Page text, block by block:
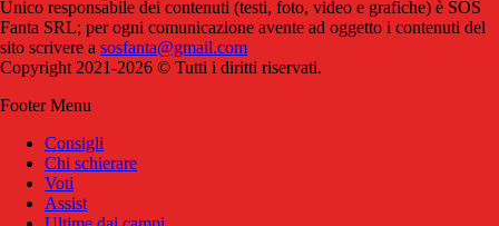
Unico responsabile dei contenuti (testi, foto, video e grafiche) è SOS
Fanta SRL; per ogni comunicazione avente ad oggetto i contenuti del
sito scrivere a sosfanta@gmail.com
Copyright 2021-2026 © Tutti i diritti riservati.
Footer Menu
Consigli
Chi schierare
Voti
Assist